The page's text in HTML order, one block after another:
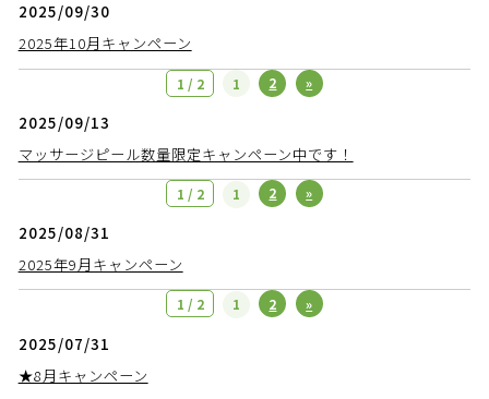
2025/09/30
2025年10月キャンペーン
1 / 2 1 2 »
2025/09/13
マッサージピール数量限定キャンペーン中です！
1 / 2 1 2 »
2025/08/31
2025年9月キャンペーン
1 / 2 1 2 »
2025/07/31
★8月キャンペーン